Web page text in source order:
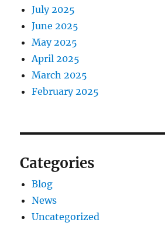
July 2025
June 2025
May 2025
April 2025
March 2025
February 2025
Categories
Blog
News
Uncategorized